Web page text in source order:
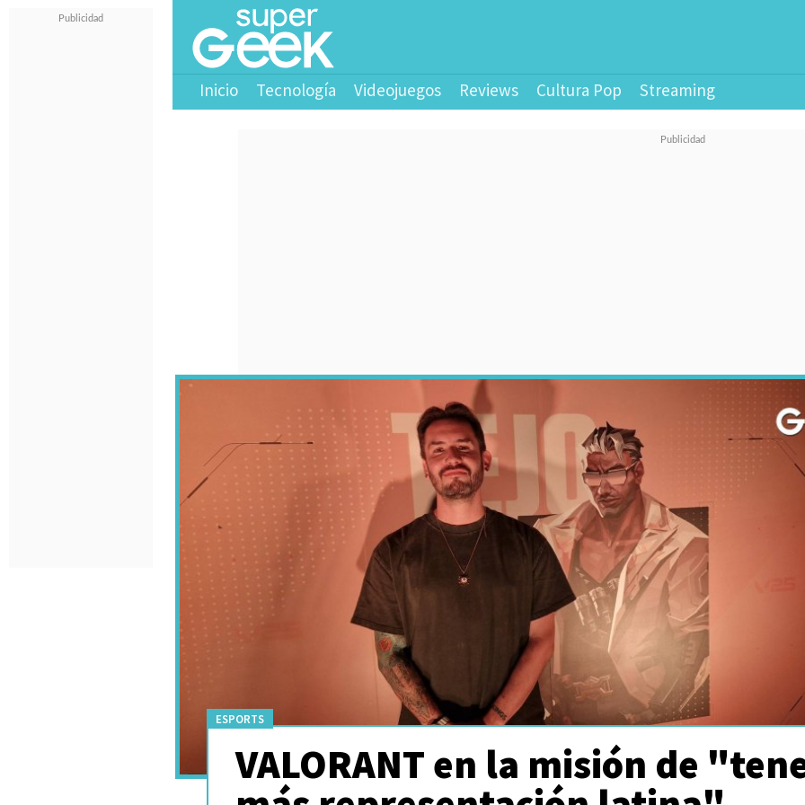
Inicio Tecnología Videojuegos Reviews Cultura Pop Streaming
ESPORTS
VALORANT en la misión de